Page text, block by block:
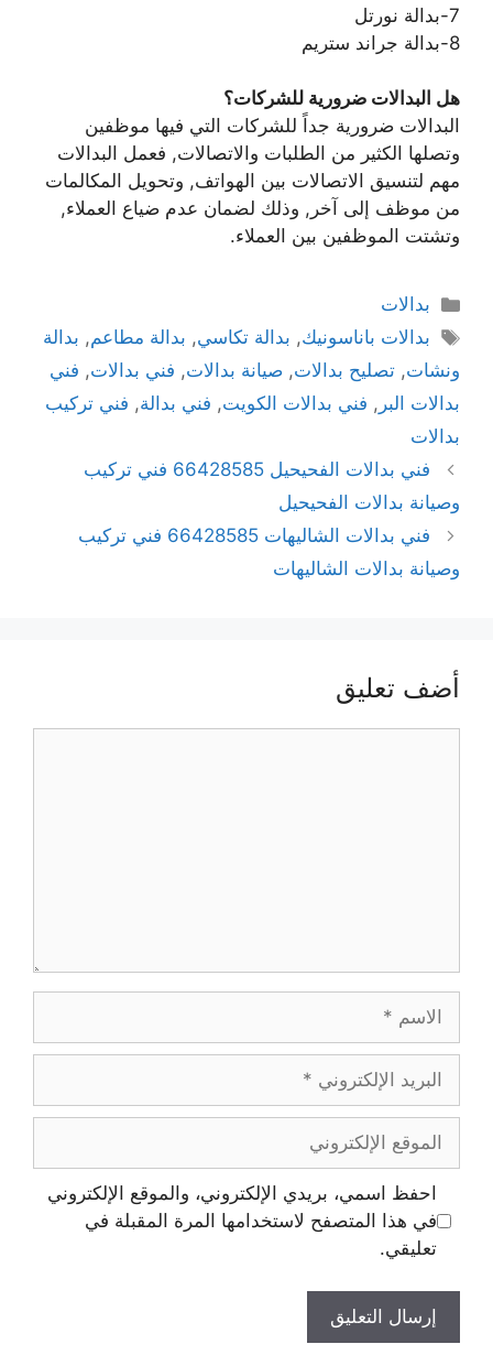
7-بدالة نورتل
8-بدالة جراند ستريم
هل البدالات ضرورية للشركات؟
البدالات ضرورية جداً للشركات التي فيها موظفين
وتصلها الكثير من الطلبات والاتصالات, فعمل البدالات
مهم لتنسيق الاتصالات بين الهواتف, وتحويل المكالمات
من موظف إلى آخر, وذلك لضمان عدم ضياع العملاء,
وتشتت الموظفين بين العملاء.
بدالات
بدالات باناسونيك, بدالة تكاسي, بدالة مطاعم, بدالة
ونشات, تصليح بدالات, صيانة بدالات, فني بدالات, فني
بدالات البر , فني بدالات الكويت, فني بدالة, فني تركيب
بدالات
فني بدالات الفحيحيل 66428585 فني تركيب
وصيانة بدالات الفحيحيل
فني بدالات الشاليهات 66428585 فني تركيب
وصيانة بدالات الشاليهات
أضف تعليق
احفظ اسمي، بريدي الإلكتروني، والموقع الإلكتروني
في هذا المتصفح لاستخدامها المرة المقبلة في
تعليقي.